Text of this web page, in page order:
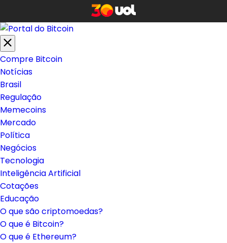
Compre Bitcoin
Notícias
Brasil
Regulação
Memecoins
Mercado
Política
Negócios
Tecnologia
Inteligência Artificial
Cotações
Educação
O que são criptomoedas?
O que é Bitcoin?
O que é Ethereum?